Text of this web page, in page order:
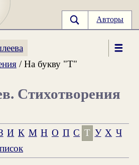
Авторы
/ На букву "Т"
Стихотворения
И К М Н О П С Т У Х Ч